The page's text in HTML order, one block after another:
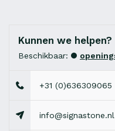
Kunnen we helpen?
Beschikbaar:
+31 (0)636309065
info@signastone.nl